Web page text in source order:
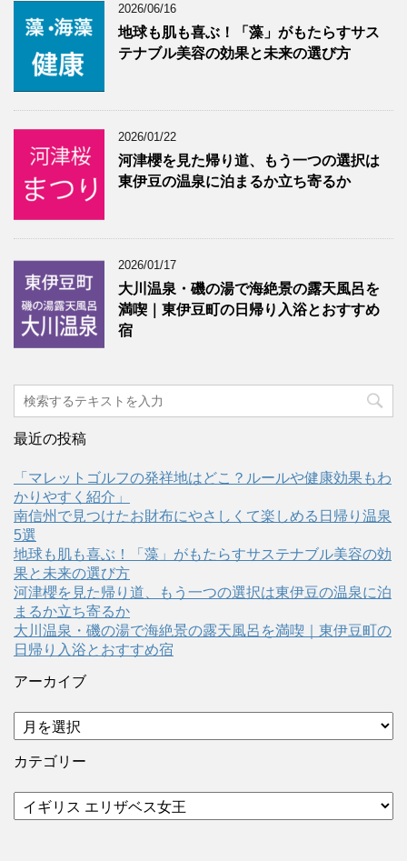
2026/06/16
地球も肌も喜ぶ！「藻」がもたらすサス
テナブル美容の効果と未来の選び方
2026/01/22
河津櫻を見た帰り道、もう一つの選択は
東伊豆の温泉に泊まるか立ち寄るか
2026/01/17
大川温泉・磯の湯で海絶景の露天風呂を
満喫｜東伊豆町の日帰り入浴とおすすめ
宿
最近の投稿
「マレットゴルフの発祥地はどこ？ルールや健康効果もわ
かりやすく紹介」
南信州で見つけたお財布にやさしくて楽しめる日帰り温泉
5選
地球も肌も喜ぶ！「藻」がもたらすサステナブル美容の効
果と未来の選び方
河津櫻を見た帰り道、もう一つの選択は東伊豆の温泉に泊
まるか立ち寄るか
大川温泉・磯の湯で海絶景の露天風呂を満喫｜東伊豆町の
日帰り入浴とおすすめ宿
アーカイブ
ア
ー
カ
ブ
カテゴリー
テ